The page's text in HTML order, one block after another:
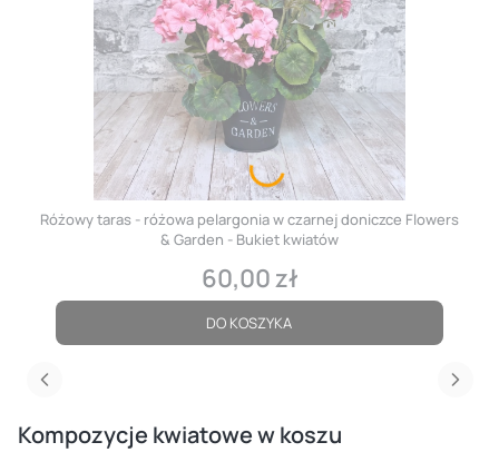
Różowy taras - różowa pelargonia w czarnej doniczce Flowers
& Garden - Bukiet kwiatów
Cena
60,00 zł
DO KOSZYKA
Kompozycje kwiatowe w koszu